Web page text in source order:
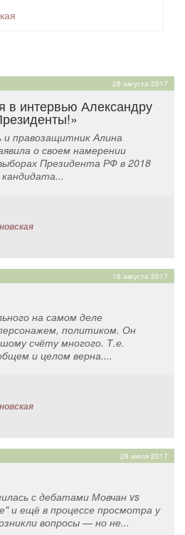
28 августа 2017
в интервью Александру
правозащитник Алина
о своем намерении
Президента РФ в 2018
кандидата...
16 августа 2017
на самом деле
политиком. Он
счёту многого. Т.е.
и целом верна....
26 июля 2017
с дебатами Мовчан vs
и ещё в процессе просмотра у
вопросы — но не...